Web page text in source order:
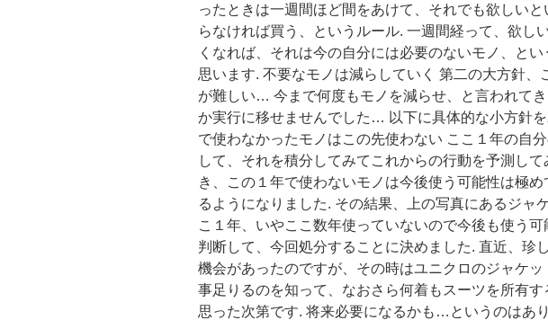
ったときは一週間ほど間をあけて、それでも欲しい
らなければ買う、というルール. 一週間経って、欲し
くなれば、それは今の自分には必要のないモノ、とい
思います. 不要なモノは減らしていく 第二の大方針、
が難しい… 今まで何度もモノを減らせ、と言われて
か実行に移せませんでした… 以下に具体的な小方針
で使わなかったモノはこの先使わない ここ１年の自
して、それを積分してみてこれからの行動を予測して
き、この１年で使わないモノは今後使う可能性は極め
るようになりました. その結果、上の写真にあるジャ
こ１年、いやここ数年使っていないので今後も使う可
判断して、今回処分することに決めました. 直近、珍
機会があったのですが、その時はユニクロのジャケ
事足りるのを知って、なおさら何着もスーツを所有す
思った次第です. 将来必要になるかも…というのはあ